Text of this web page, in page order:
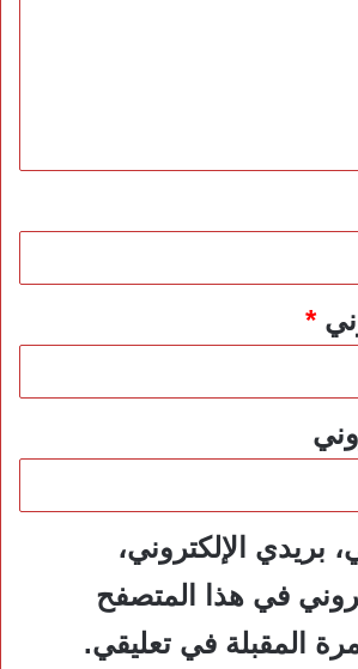
*
بريدي الإلكتروني،
في هذا المتصفح
المقبلة في تعليقي.